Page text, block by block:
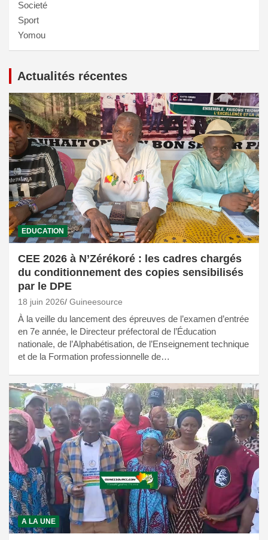
Societé
Sport
Yomou
Actualités récentes
EDUCATION
CEE 2026 à N’Zérékoré : les cadres chargés
du conditionnement des copies sensibilisés
par le DPE
18 juin 2026 Guineesource
À la veille du lancement des épreuves de l’examen d’entrée
en 7e année, le Directeur préfectoral de l’Éducation
nationale, de l’Alphabétisation, de l’Enseignement technique
et de la Formation professionnelle de…
A LA UNE